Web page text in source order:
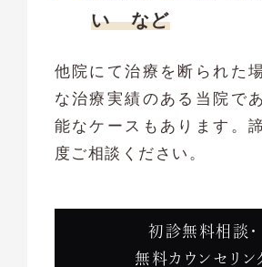
い など
他院にて治療を断られた
な治療実績のある当院で
能なケースもあります。
度ご相談ください。
初診無料相談・
無料カウンセリン